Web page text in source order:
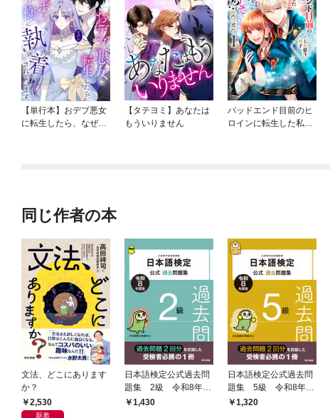
【単行本】おデブ悪女
に転生したら、なぜか
【タテヨミ】あなたは
もういりません
バッドエンド目前のヒ
ロインに転生した私、
同じ作者の本
文法、どこにあります
か？
2,530
新着
日本語検定公式過去問
題集 2級 令和8年度
版1,430
日本語検定公式過去問
題集 5級 令和8年度
版1,320